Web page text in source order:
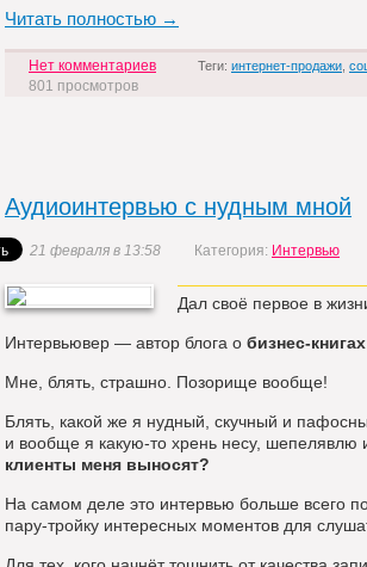
Читать полностью →
Нет комментариев Теги: интернет-продажи
801 просмотров
Аудиоинтервью с нудным мной
21 февраля в 13:58 Категория: Интервью
Дал своё первое в
Интервьювер — автор блога о бизнес-книгах
Мне, блять, страшно. Позорище вообще!
Блять, какой же я нудный, скучный и
и вообще я какую-то хрень несу, шепелявлю
клиенты меня выносят?
На самом деле это интервью больше всего
пару-тройку интересных моментов для